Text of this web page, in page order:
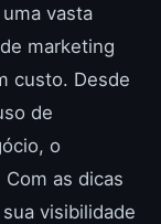
vasta
marketing
custo. Desde
de
o
as dicas
visibilidade